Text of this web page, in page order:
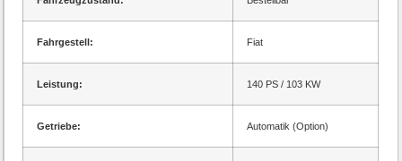
Fahrgestell: Fiat
Leistung: 140 PS / 103 KW
Getriebe: Automatik (Option)